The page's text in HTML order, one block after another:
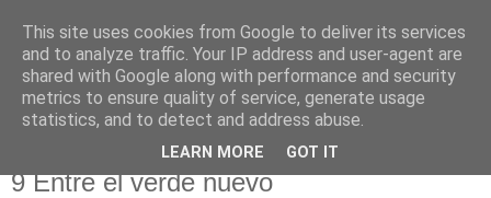
El pisapapeles de Karlsbad
Páginas de un escritor rural
jueves, 27 de octubre de 2022
9 Entre el verde nuevo
This site uses cookies from Google to deliver its services
and to analyze traffic. Your IP address and user-agent are
shared with Google along with performance and security
metrics to ensure quality of service, generate usage
statistics, and to detect and address abuse.
LEARN MORE GOT IT